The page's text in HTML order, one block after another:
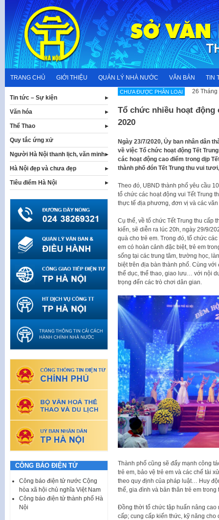
content
TRANG CHỦ GIỚI THIỆU QUẢN LÝ NHÀ NƯỚC VĂN BẢN TIN
CHƯA ĐƯỢC PHÂN LOẠI 26 Tháng
Tổ chức nhiều hoạt động
2020
Ngày 23/7/2020, Ủy ban nhân dân
về việc Tổ chức hoạt động Tết
các hoạt động cao điểm trong dịp
thành phố đón Tết Trung thu vui
Theo đó, UBND thành phố yêu cầu
tổ chức các hoạt động vui Tết Trung
thực tế địa phương, đơn vị và các
Cụ thể, về tổ chức Tết Trung thu cấp
kiến, sẽ diễn ra lúc 20h, ngày 29/9/
quà cho trẻ em. Trong đó, tổ chức
em có hoàn cảnh đặc biệt, trẻ em
sống tại các trung tâm, trường học,
biệt trên địa bàn thành phố. Cùng
thể dục, thể thao, giao lưu… với nội
trọng đến các trò chơi dân gian.
Thành phố cũng sẽ đẩy mạnh công
trẻ em, bảo vệ trẻ em và các chế tài
theo quy định của pháp luật… Huy
thể, gia đình và bản thân trẻ em
Đồng thời tổ chức tập huấn nâng cao
cấp; cung cấp kiến thức, kỹ năng
Tin tức – Sự kiện
Văn hóa
Thể Thao
Quy tắc ứng xử
Người Hà Nội thanh lịch, văn minh
Hà Nội đẹp và chưa đẹp
Tiêu điểm Hà Nội
CÔNG BÁO ĐIỆN TỬ
Công báo điện tử nước Cộng
hòa xã hội chủ nghĩa Việt Nam
Công báo điện tử thành phố Hà
Nội